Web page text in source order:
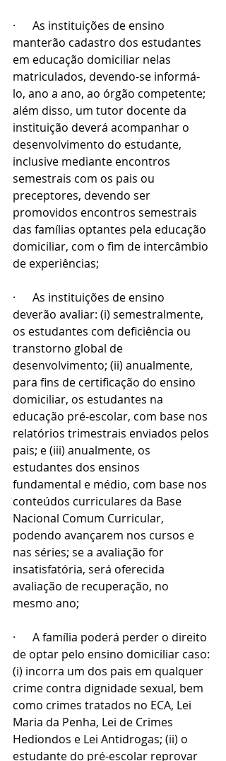
·      As instituições de ensino
manterão cadastro dos estudantes
em educação domiciliar nelas
matriculados, devendo-se informá-
lo, ano a ano, ao órgão competente;
além disso, um tutor docente da
instituição deverá acompanhar o
desenvolvimento do estudante,
inclusive mediante encontros
semestrais com os pais ou
preceptores, devendo ser
promovidos encontros semestrais
das famílias optantes pela educação
domiciliar, com o fim de intercâmbio
de experiências;
·      As instituições de ensino
deverão avaliar: (i) semestralmente,
os estudantes com deficiência ou
transtorno global de
desenvolvimento; (ii) anualmente,
para fins de certificação do ensino
domiciliar, os estudantes na
educação pré-escolar, com base nos
relatórios trimestrais enviados pelos
pais; e (iii) anualmente, os
estudantes dos ensinos
fundamental e médio, com base nos
conteúdos curriculares da Base
Nacional Comum Curricular,
podendo avançarem nos cursos e
nas séries; se a avaliação for
insatisfatória, será oferecida
avaliação de recuperação, no
mesmo ano;
·      A família poderá perder o direito
de optar pelo ensino domiciliar caso:
(i) incorra um dos pais em qualquer
crime contra dignidade sexual, bem
como crimes tratados no ECA, Lei
Maria da Penha, Lei de Crimes
Hediondos e Lei Antidrogas; (ii) o
estudante do pré-escolar reprovar